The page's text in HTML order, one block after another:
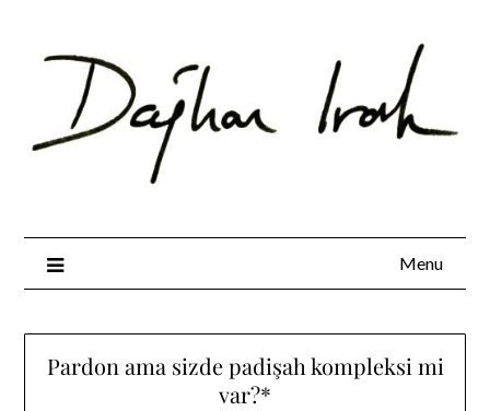
content
Menu
Pardon ama sizde padişah kompleksi mi
var?*